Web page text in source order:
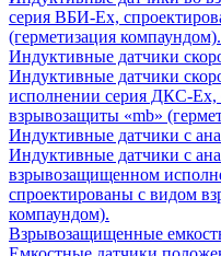
серия ВБИ-Ех,
(герметизация компаундом).
Индуктивные датчики
Индуктивные датчики
исполнении серия ДКС-Ех,
взрывозащиты «mb»
Индуктивные датчики с
Индуктивные датчики с
взрывозащищенном
спроектированы с видом
компаундом).
Взрывозащищенные